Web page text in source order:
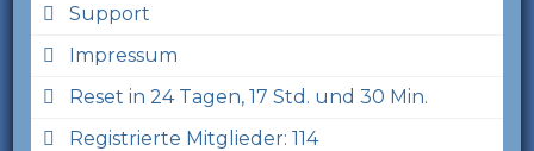
Support
Impressum
Reset in 24 Tagen, 17 Std. und 30 Min.
Registrierte Mitglieder: 114